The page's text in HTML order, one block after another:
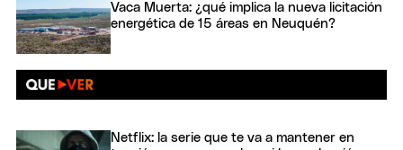
Vaca Muerta: ¿qué implica la nueva licitación
energética de 15 áreas en Neuquén?
Netflix: la serie que te va a mantener en